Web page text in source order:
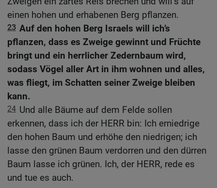
einen hohen und erhabenen Berg pflanzen.
23 Auf den hohen Berg Israels will ich’s
pflanzen, dass es Zweige gewinnt und Früchte
bringt und ein herrlicher Zedernbaum wird,
sodass Vögel aller Art in ihm wohnen und alles,
was fliegt, im Schatten seiner Zweige bleiben
kann.
24 Und alle Bäume auf dem Felde sollen
erkennen, dass ich der HERR bin: Ich erniedrige
den hohen Baum und erhöhe den niedrigen; ich
lasse den grünen Baum verdorren und den dürren
Baum lasse ich grünen. Ich, der HERR, rede es
und tue es auch.